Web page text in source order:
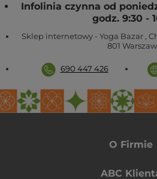
Infolinia czynna od
godz. 9:30 -
Sklep internetowy - Yoga Bazar ,
801
690 447 426
O Firmie
ABC